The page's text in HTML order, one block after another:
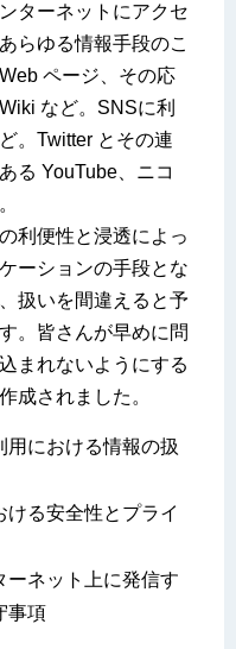
ターネットにアクセ
らゆる情報手段のこ
ページ、その応
など。SNSに利
。Twitter とその連
る YouTube、ニコ
利便性と浸透によっ
ーションの手段とな
扱いを間違えると予
。皆さんが早めに問
まれないようにする
成されました。
用における情報の扱
ける安全性とプライ
ーネット上に発信す
事項